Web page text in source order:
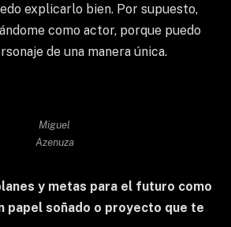
explicarlo bien. Por supuesto,
como actor, porque puedo
de una manera única.
Miguel
Azenuza
y metas para el futuro como
papel soñado o proyecto que te